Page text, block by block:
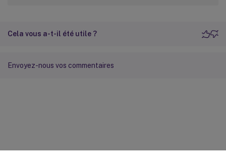
Cela vous a-t-il été utile ?
Envoyez-nous vos commentaires